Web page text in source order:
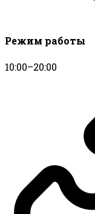
Режим работы
10:00–20:00